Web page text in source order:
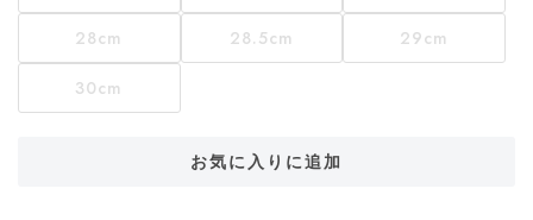
28cm 28.5cm 29cm
30cm
お気に入りに追加